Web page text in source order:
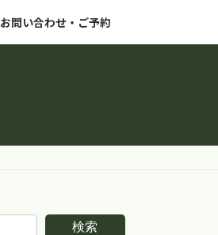
お問い合わせ・ご予約
検索